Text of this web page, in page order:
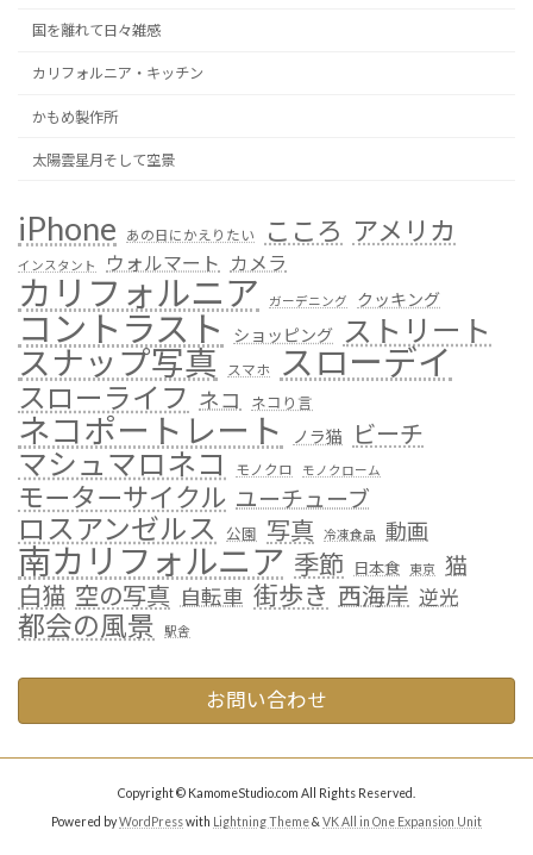
国を離れて日々雑感
カリフォルニア・キッチン
かもめ製作所
太陽雲星月そして空景
iPhone あの日にかえりたい こころ アメリカ
インスタント ウォルマート カメラ
カリフォルニア ガーデニング クッキング
コントラスト ショッピング ストリート
スナップ写真 スマホ スローデイ
スローライフ ネコ ネコり言
ネコポートレート ノラ猫 ビーチ
マシュマロネコ モノクロ モノクローム
モーターサイクル ユーチューブ
ロスアンゼルス 公園 写真 冷凍食品 動画
南カリフォルニア 季節 日本食 東京 猫
白猫 空の写真 自転車 街歩き 西海岸 逆光
都会の風景 駅舎
お問い合わせ
Copyright © KamomeStudio.com All Rights Reserved.
Powered byWordPresswith Lightning Theme& VK All in One Expansion Unit